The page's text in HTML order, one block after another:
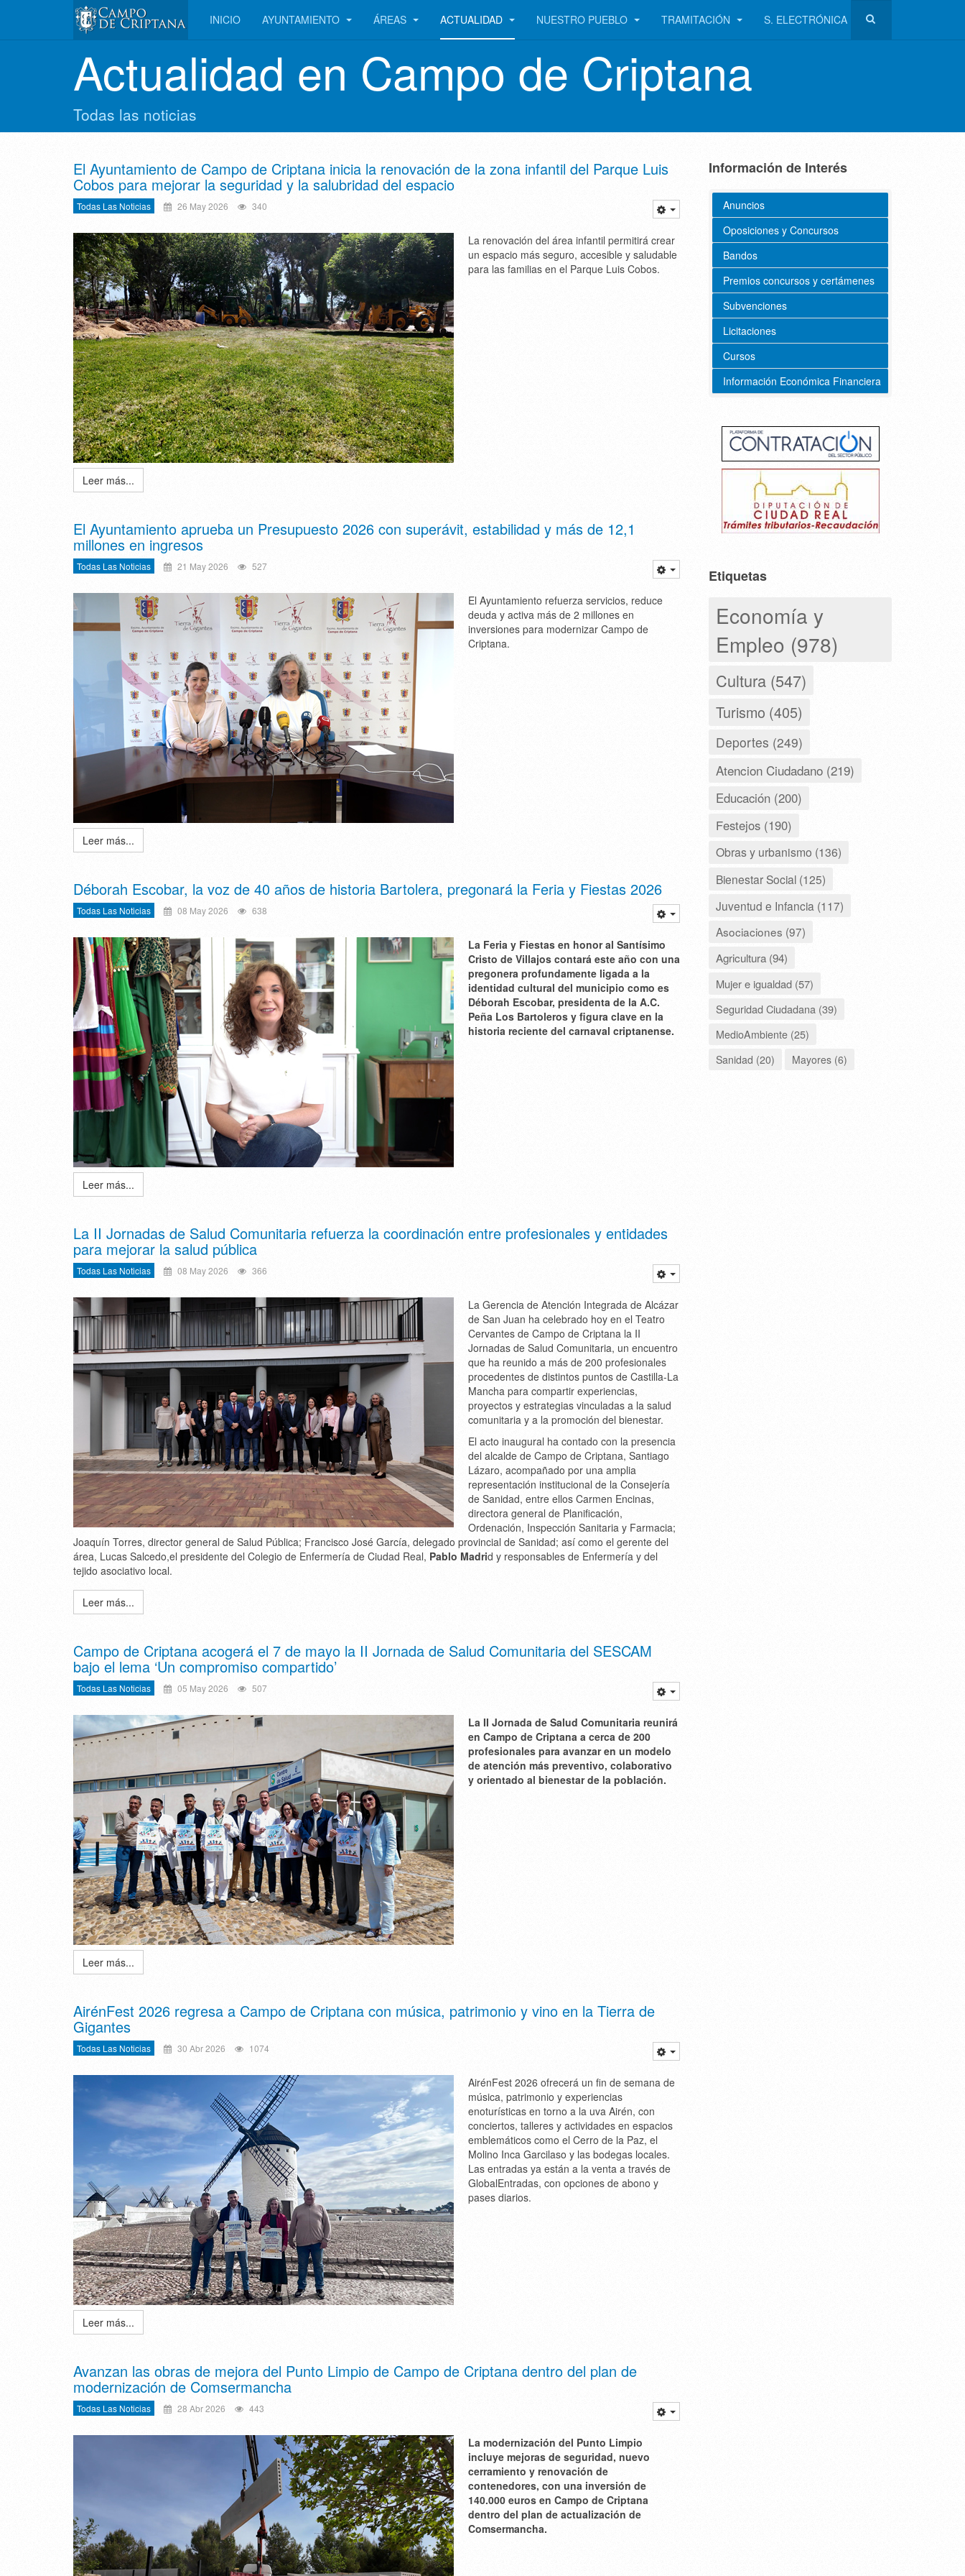
INICIO AYUNTAMIENTO ÁREAS ACTUALIDAD NUESTRO PUEBLO TRAMITACIÓN S. ELECTRÓNICA
Actualidad en Campo de Criptana
Todas las noticias
El Ayuntamiento de Campo de Criptana inicia la renovación de la zona infantil del Parque Luis
Cobos para mejorar la seguridad y la salubridad del espacio
Todas Las Noticias 26 May 2026 340
La renovación del área infantil permitirá crear
un espacio más seguro, accesible y saludable
para las familias en el Parque Luis Cobos.
Leer más...
El Ayuntamiento aprueba un Presupuesto 2026 con superávit, estabilidad y más de 12,1
millones en ingresos
Todas Las Noticias 21 May 2026 527
El Ayuntamiento refuerza servicios, reduce
deuda y activa más de 2 millones en
inversiones para modernizar Campo de
Criptana.
Leer más...
Déborah Escobar, la voz de 40 años de historia Bartolera, pregonará la Feria y Fiestas 2026
Todas Las Noticias 08 May 2026 638
La Feria y Fiestas en honor al Santísimo
Cristo de Villajos contará este año con una
pregonera profundamente ligada a la
identidad cultural del municipio como es
Déborah Escobar, presidenta de la A.C.
Peña Los Bartoleros y figura clave en la
historia reciente del carnaval criptanense.
Leer más...
La II Jornadas de Salud Comunitaria refuerza la coordinación entre profesionales y entidades
para mejorar la salud pública
Todas Las Noticias 08 May 2026 366
La Gerencia de Atención Integrada de Alcázar
de San Juan ha celebrado hoy en el Teatro
Cervantes de Campo de Criptana la II
Jornadas de Salud Comunitaria, un encuentro
que ha reunido a más de 200 profesionales
procedentes de distintos puntos de Castilla-La
Mancha para compartir experiencias,
proyectos y estrategias vinculadas a la salud
comunitaria y a la promoción del bienestar.
El acto inaugural ha contado con la presencia
del alcalde de Campo de Criptana, Santiago
Lázaro, acompañado por una amplia
representación institucional de la Consejería
de Sanidad, entre ellos Carmen Encinas,
directora general de Planificación,
Ordenación, Inspección Sanitaria y Farmacia;
Joaquín Torres, director general de Salud Pública; Francisco José García, delegado provincial de Sanidad; así como el gerente del
área, Lucas Salcedo,el presidente del Colegio de Enfermería de Ciudad Real, Pablo Madrid y responsables de Enfermería y del
tejido asociativo local.
Leer más...
Campo de Criptana acogerá el 7 de mayo la II Jornada de Salud Comunitaria del SESCAM
bajo el lema ‘Un compromiso compartido’
Todas Las Noticias 05 May 2026 507
La II Jornada de Salud Comunitaria reunirá
en Campo de Criptana a cerca de 200
profesionales para avanzar en un modelo
de atención más preventivo, colaborativo
y orientado al bienestar de la población.
Leer más...
AirénFest 2026 regresa a Campo de Criptana con música, patrimonio y vino en la Tierra de
Gigantes
Todas Las Noticias 30 Abr 2026 1074
AirénFest 2026 ofrecerá un fin de semana de
música, patrimonio y experiencias
enoturísticas en torno a la uva Airén, con
conciertos, talleres y actividades en espacios
emblemáticos como el Cerro de la Paz, el
Molino Inca Garcilaso y las bodegas locales.
Las entradas ya están a la venta a través de
GlobalEntradas, con opciones de abono y
pases diarios.
Leer más...
Avanzan las obras de mejora del Punto Limpio de Campo de Criptana dentro del plan de
modernización de Comsermancha
Todas Las Noticias 28 Abr 2026 443
La modernización del Punto Limpio
incluye mejoras de seguridad, nuevo
cerramiento y renovación de
contenedores, con una inversión de
140.000 euros en Campo de Criptana
dentro del plan de actualización de
Comsermancha.
Información de Interés
Anuncios
Oposiciones y Concursos
Bandos
Premios concursos y certámenes
Subvenciones
Licitaciones
Cursos
Información Económica Financiera
Etiquetas
Economía y
Empleo (978)
Cultura (547)
Turismo (405)
Deportes (249)
Atencion Ciudadano (219)
Educación (200)
Festejos (190)
Obras y urbanismo (136)
Bienestar Social (125)
Juventud e Infancia (117)
Asociaciones (97)
Agricultura (94)
Mujer e igualdad (57)
Seguridad Ciudadana (39)
MedioAmbiente (25)
Sanidad (20)
Mayores (6)